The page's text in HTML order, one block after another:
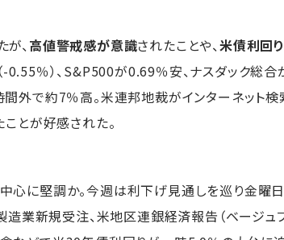
、 高値警戒感が意識されたことや、米債利回
％）、S&P500が0.69％安、ナスダック総合
間外で約7％高。米連邦地裁がインターネット
とが好感された。
心に堅調か。今週は利下げ見通しを巡り金曜
業新規受注、米地区連銀経済報告（ベージュ